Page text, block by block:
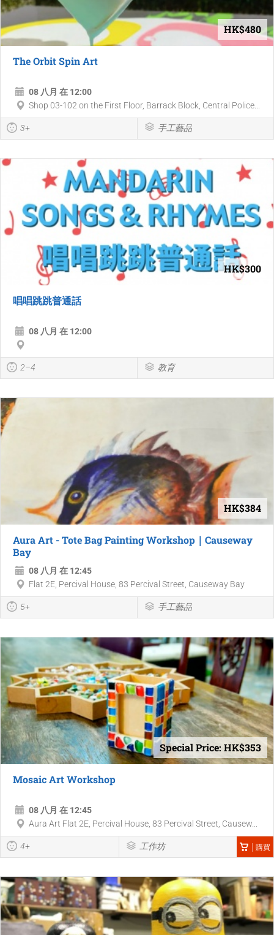
HK$480
The Orbit Spin Art
08 八月 在 12:00
Shop 03-102 on the First Floor, Barrack Block, Central Police...
3+ 手工藝品
HK$300
唱唱跳跳普通話
08 八月 在 12:00
2–4 教育
HK$384
Aura Art - Tote Bag Painting Workshop｜Causeway
Bay
08 八月 在 12:45
Flat 2E, Percival House, 83 Percival Street, Causeway Bay
5+ 手工藝品
Special Price: HK$353
Mosaic Art Workshop
08 八月 在 12:45
Aura Art Flat 2E, Percival House, 83 Percival Street, Causew...
4+ 工作坊 購買